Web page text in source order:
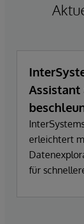
Assistant
erleichtert
für
Basis